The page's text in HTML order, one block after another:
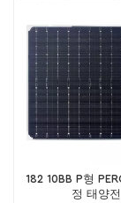
182 10BB P형
정 태양전